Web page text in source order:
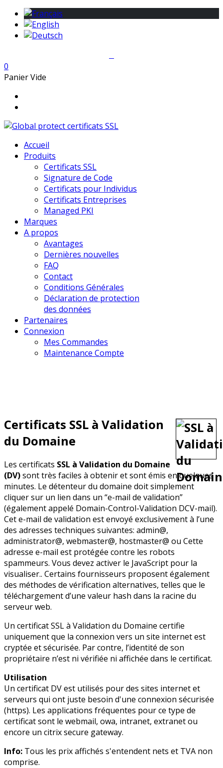
0
Panier Vide
Accueil
Produits
Certificats SSL
Signature de Code
Certificats pour Individus
Certificats Entreprises
Managed PKI
Marques
A propos
Avantages
Dernières nouvelles
FAQ
Contact
Conditions Générales
Déclaration de protection
des données
Partenaires
Connexion
Mes Commandes
Maintenance Compte
Certificats SSL à Validation
du Domaine
Les certificats SSL à Validation du Domaine
(DV)sont très faciles à obtenir et sont émis en quelques
minutes. Le détenteur du domaine doit simplement
cliquer sur un lien dans un “e-mail de validation”
(également appelé Domain-Control-Validation DCV-mail).
Cet e-mail de validation est envoyé exclusivement à l’une
des adresses techniques suivantes: admin@,
administrator@, webmaster@, hostmaster@ ou Cette
adresse e-mail est protégée contre les robots
spammeurs. Vous devez activer le JavaScript pour la
visualiser.. Certains fournisseurs proposent également
des méthodes de vérification alternatives, telles que le
téléchargement d’une valeur hash dans la racine du
serveur web.
Un certificat SSL à Validation du Domaine certifie
uniquement que la connexion vers un site internet est
cryptée et sécurisée. Par contre, l’identité de son
propriétaire n’est ni vérifiée ni affichée dans le certificat.
Utilisation
Un certificat DV est utilisés pour des sites internet et
serveurs qui ont juste besoin d'une connexion sécurisée
(https). Les applications fréquentes pour ce type de
certificat sont le webmail, owa, intranet, extranet ou
encore un citrix secure gateway.
Info: Tous les prix affichés s'entendent nets et TVA non
comprise.